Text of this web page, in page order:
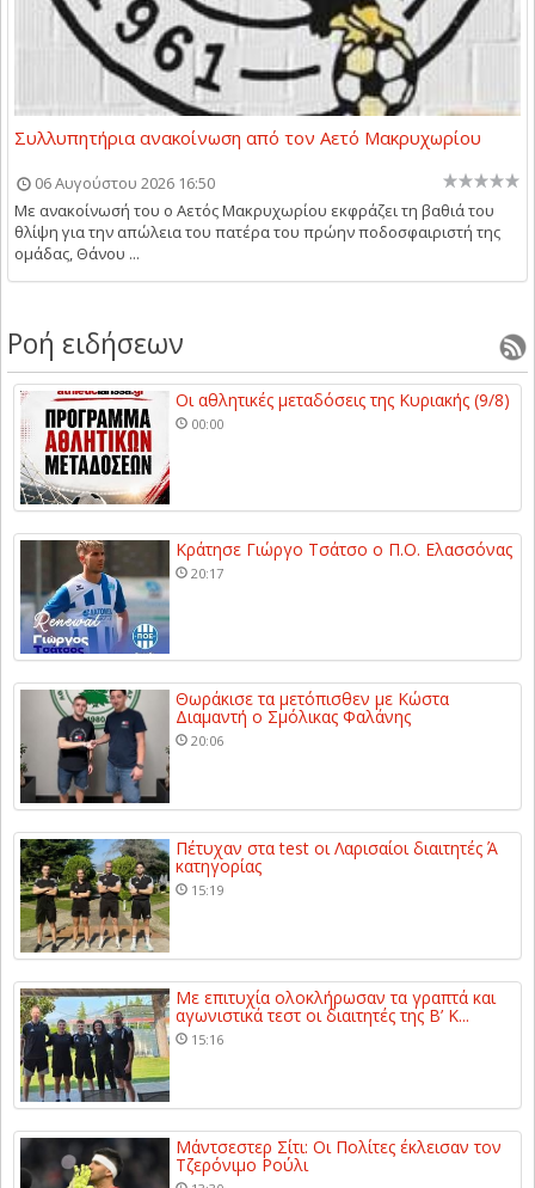
Συλλυπητήρια ανακοίνωση από τον Αετό Μακρυχωρίου
06 Αυγούστου 2026 16:50
Με ανακοίνωσή του ο Αετός Μακρυχωρίου εκφράζει τη βαθιά του
θλίψη για την απώλεια του πατέρα του πρώην ποδοσφαιριστή της
ομάδας, Θάνου ...
Ροή ειδήσεων
Οι αθλητικές μεταδόσεις της Κυριακής (9/8)
00:00
Κράτησε Γιώργο Τσάτσο ο Π.Ο. Ελασσόνας
20:17
Θωράκισε τα μετόπισθεν με Κώστα
Διαμαντή ο Σμόλικας Φαλάνης
20:06
Πέτυχαν στα test οι Λαρισαίοι διαιτητές Ά
κατηγορίας
15:19
Με επιτυχία ολοκλήρωσαν τα γραπτά και
αγωνιστικά τεστ οι διαιτητές της Β’ Κ...
15:16
Μάντσεστερ Σίτι: Οι Πολίτες έκλεισαν τον
Τζερόνιμο Ρούλι